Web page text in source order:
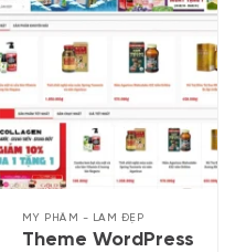
MỸ PHẨM - LÀM ĐẸP
Theme WordPress